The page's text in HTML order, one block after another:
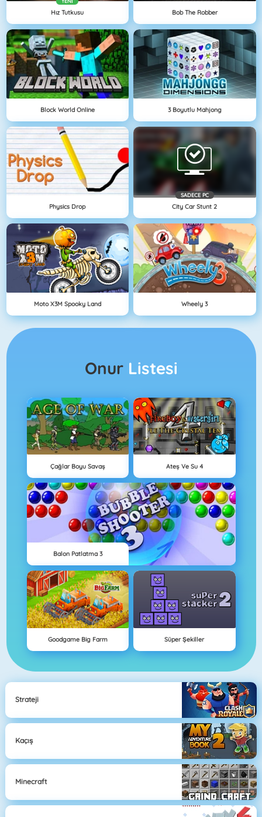
Hız Tutkusu Bob The Robber
Block World Online 3 Boyutlu Mahjong
Physics Drop
SADECE PC
City Car Stunt 2
Moto X3M Spooky Land Wheely 3
Onur Listesi
Çağlar Boyu Savaş Ateş Ve Su 4
Balon Patlatma 3
Goodgame Big Farm Süper Şekiller
Strateji
Kaçış
Minecraft